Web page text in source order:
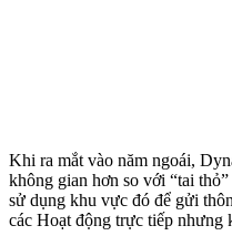
Khi ra mắt vào năm ngoái,
không gian hơn so với “tai
sử dụng khu vực đó để gửi
các Hoạt động trực tiếp nhưng